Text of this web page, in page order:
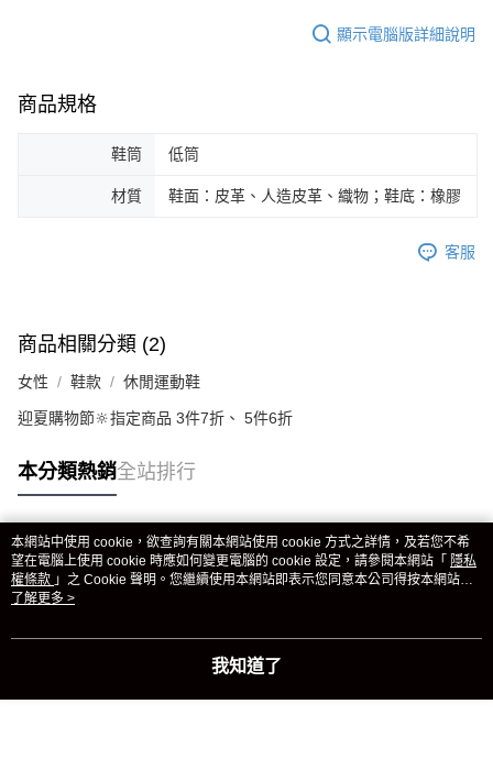
顯示電腦版詳細說明
商品規格
鞋筒 低筒
材質 鞋面：皮革、人造皮革、織物；鞋底：橡膠
客服
商品相關分類 (2)
女性 鞋款 休閒運動鞋
迎夏購物節🔆指定商品 3件7折、 5件6折
本分類熱銷全站排行
熱門標籤
本網站中使用 cookie，欲查詢有關本網站使用 cookie 方式之詳情，及若您不希
望在電腦上使用 cookie 時應如何變更電腦的 cookie 設定，請參閱本網站「 隱私
權條款 」之 Cookie 聲明。您繼續使用本網站即表示您同意本公司得按本網站使
用條款之 Cookie 聲明使用 cookie。
了解更多 >
我知道了